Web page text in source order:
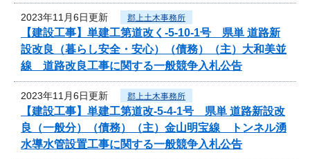
2023年11月6日更新 郡上土木事務所
【建設工事】単建工第道改く-5-10-1号 県単 道路新
設改良（暮らし安全・安心）（債務）（主）大和美並
線 道路改良工事に関する一般競争入札公告
2023年11月6日更新 郡上土木事務所
【建設工事】単建工第道改-5-4-1号 県単 道路新設改
良（一般分）（債務）（主）金山明宝線 トンネル湧
水導水管設置工事に関する一般競争入札公告